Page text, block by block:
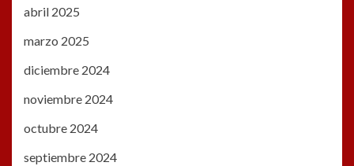
abril 2025
marzo 2025
diciembre 2024
noviembre 2024
octubre 2024
septiembre 2024